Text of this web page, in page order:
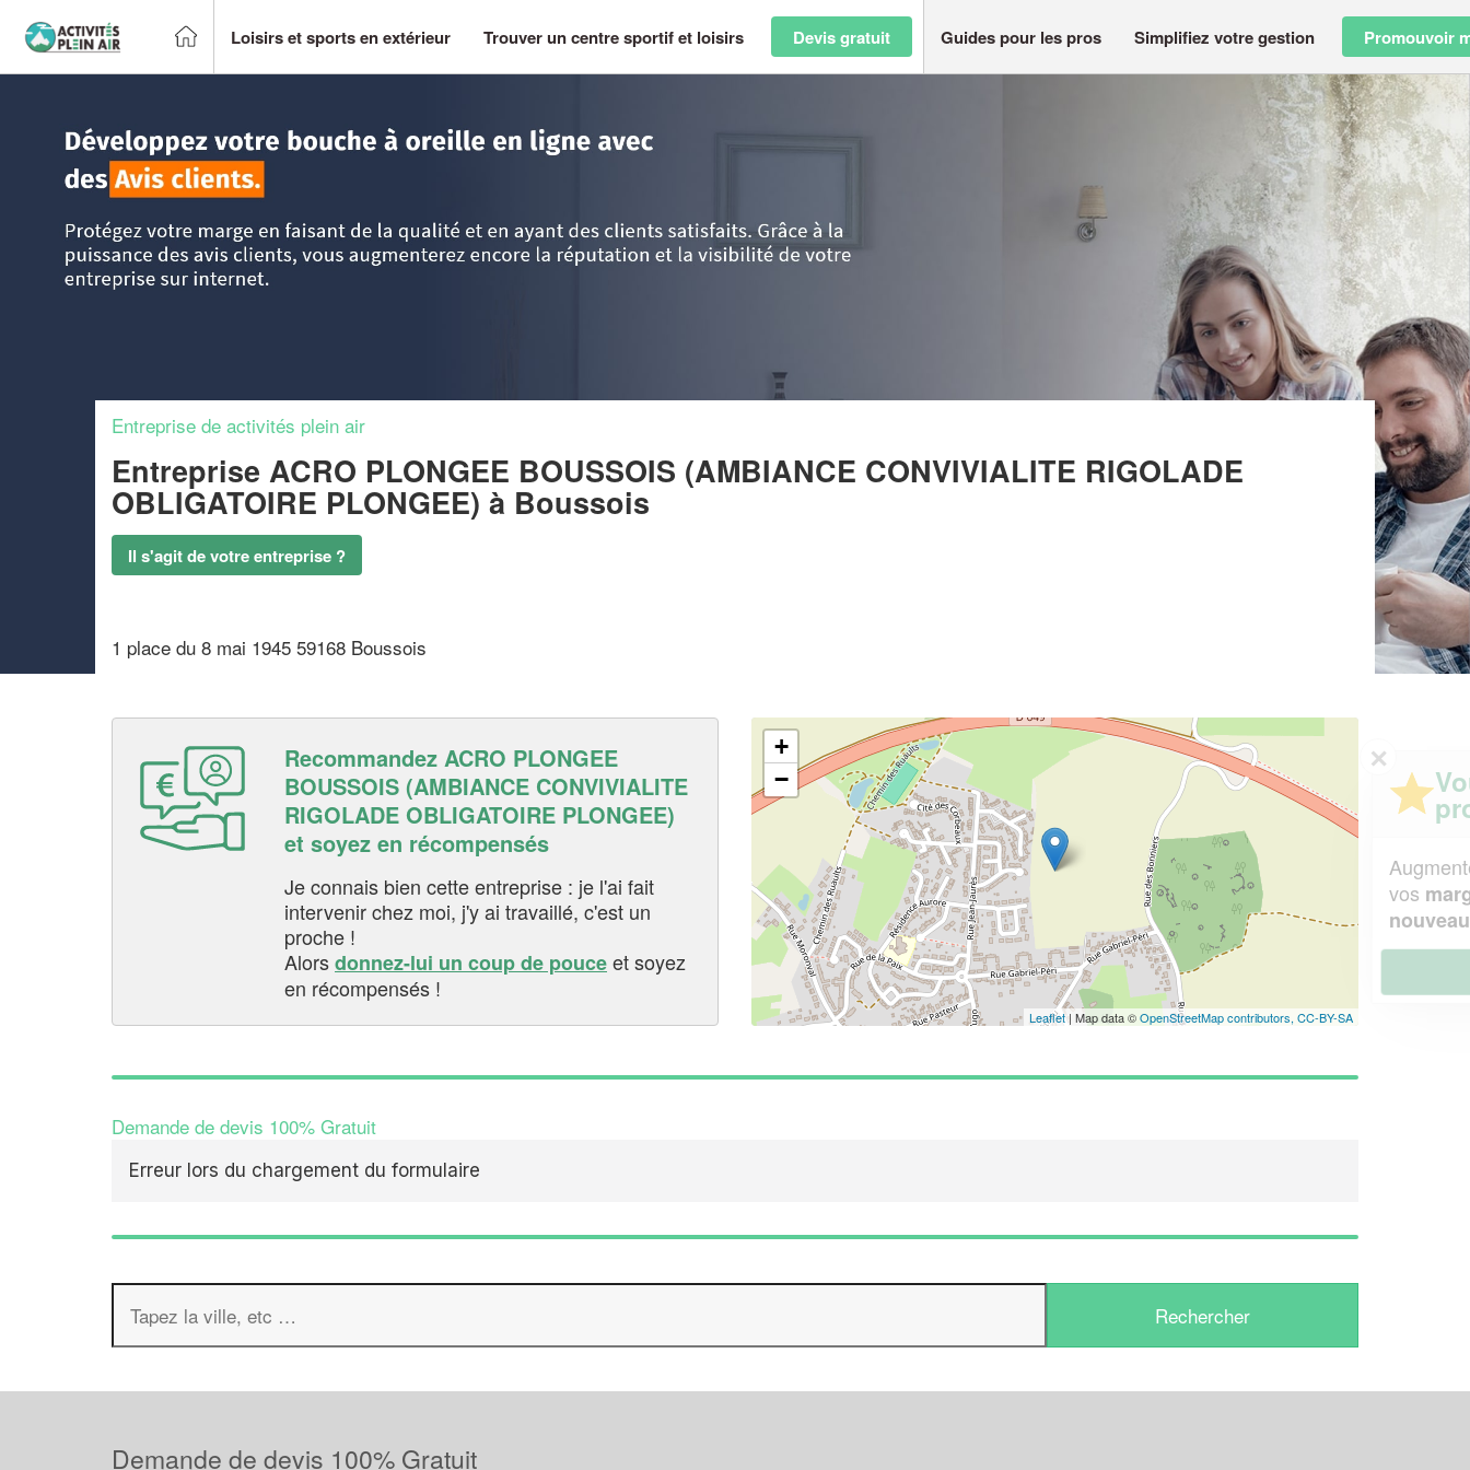
Loisirs et sports en extérieur Trouver un centre sportif et loisirs Devis gratuit Guides pour les pros Simplifiez votre gestion Promouvoir
Entreprise ACRO PLONGEE BOUSSOIS (AMBIANCE CONVIVIALITE RIGOLADE OBLIGATOIRE
Entreprise de activités plein air
Entreprise ACRO PLONGEE BOUSSOIS (AMBIANCE CONVIVIALITE RIGOLADE
OBLIGATOIRE PLONGEE) à Boussois
Il s'agit de votre entreprise ?
1 place du 8 mai 1945 59168 Boussois
Recommandez ACRO PLONGEE
BOUSSOIS (AMBIANCE CONVIVIALITE
RIGOLADE OBLIGATOIRE PLONGEE)
et soyez en récompensés
Je connais bien cette entreprise : je l'ai fait
intervenir chez moi, j'y ai travaillé, c'est un
proche !
Alorsdonnez-lui un coup de pouceet soyez
en récompensés !
+
−
Leaflet| Map data ©OpenStreetMap contributors, CC-BY-SA
Demande de devis 100% Gratuit
Erreur lors du chargement du formulaire
Vous êtes un
professionnel ?
Augmentez votre chiffre d'affaireset
vosmarges tout en gagnant de
nouveaux clients!
Demande de devis 100% Gratuit